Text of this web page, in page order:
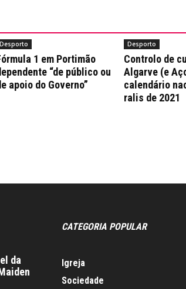
Desporto
1 em Portimão
“de público ou
apoio do Governo”
Desporto
Controlo de
Algarve (e
calendário
ralis de 2021
da
CATEGORIA POPULAR
Igreja
Sociedade